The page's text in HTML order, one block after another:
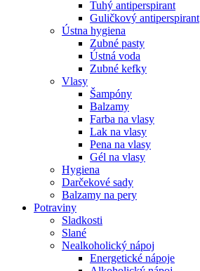
Tuhý antiperspirant
Guličkový antiperspirant
Ústna hygiena
Zubné pasty
Ústná voda
Zubné kefky
Vlasy
Šampóny
Balzamy
Farba na vlasy
Lak na vlasy
Pena na vlasy
Gél na vlasy
Hygiena
Darčekové sady
Balzamy na pery
Potraviny
Sladkosti
Slané
Nealkoholický nápoj
Energetické nápoje